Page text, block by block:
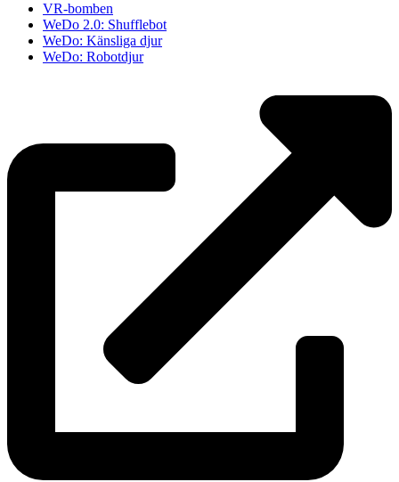
VR-bomben
WeDo 2.0: Shufflebot
WeDo: Känsliga djur
WeDo: Robotdjur